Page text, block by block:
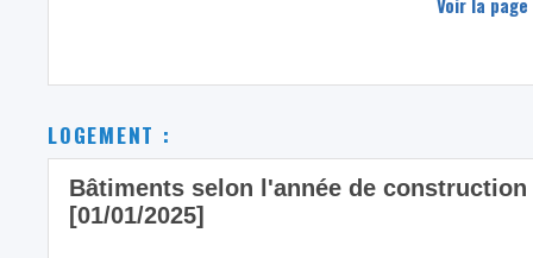
LOGEMENT :
Bâtiments selon l'année de
[01/01/2025]